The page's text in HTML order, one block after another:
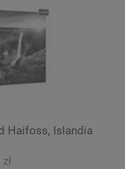
Haifoss, Islandia